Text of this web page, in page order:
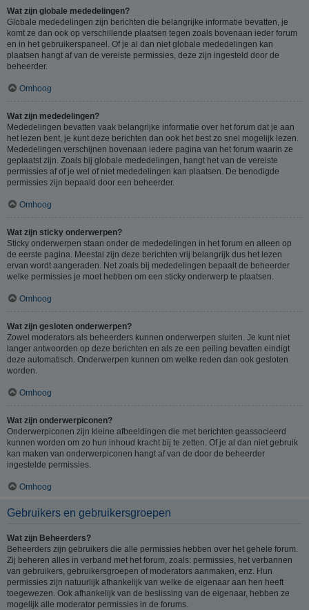
Wat zijn globale mededelingen?
Globale mededelingen zijn berichten die belangrijke informatie bevatten, je
komt ze dan ook op verschillende plaatsen tegen zoals bovenaan ieder forum
en in het gebruikerspaneel. Of je al dan niet globale mededelingen kan
plaatsen hangt af van de vereiste permissies, deze zijn ingesteld door de
beheerder.
Omhoog
Wat zijn mededelingen?
Mededelingen bevatten vaak belangrijke informatie over het forum dat je aan
het lezen bent, je kunt deze berichten dan ook het best zo snel mogelijk lezen.
Mededelingen verschijnen bovenaan iedere pagina van het forum waarin ze
geplaatst zijn. Zoals bij globale mededelingen, hangt het van de vereiste
permissies af of je wel of niet mededelingen kan plaatsen. De benodigde
permissies zijn bepaald door een beheerder.
Omhoog
Wat zijn sticky onderwerpen?
Sticky onderwerpen staan onder de mededelingen in het forum en alleen op
de eerste pagina. Meestal zijn deze berichten vrij belangrijk dus het lezen
ervan wordt aangeraden. Net zoals bij mededelingen bepaalt de beheerder
welke permissies je moet hebben om een sticky onderwerp te plaatsen.
Omhoog
Wat zijn gesloten onderwerpen?
Zowel moderators als beheerders kunnen onderwerpen sluiten. Je kunt niet
langer antwoorden op deze berichten en als ze een peiling bevatten eindigt
deze automatisch. Onderwerpen kunnen om welke reden dan ook gesloten
worden.
Omhoog
Wat zijn onderwerpiconen?
Onderwerpiconen zijn kleine afbeeldingen die met berichten geassocieerd
kunnen worden om zo hun inhoud kracht bij te zetten. Of je al dan niet gebruik
kan maken van onderwerpiconen hangt af van de door de beheerder
ingestelde permissies.
Omhoog
Gebruikers en gebruikersgroepen
Wat zijn Beheerders?
Beheerders zijn gebruikers die alle permissies hebben over het gehele forum.
Zij beheren alles in verband met het forum, zoals: permissies, het verbannen
van gebruikers, gebruikersgroepen of moderators aanmaken, enz. Hun
permissies zijn natuurlijk afhankelijk van welke de eigenaar aan hen heeft
toegewezen. Ook afhankelijk van de beslissing van de eigenaar, hebben ze
mogelijk alle moderator permissies in de forums.